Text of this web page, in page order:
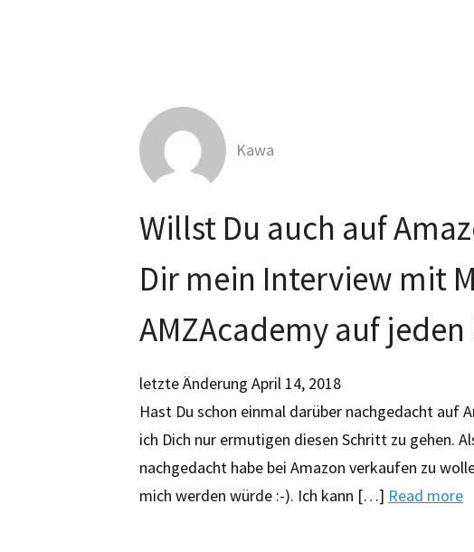
Kawa
Willst Du auch auf
Dir mein Interview mit
AMZAcademy auf
letzte Änderung April 14, 2018
Hast Du schon einmal darüber nachgedacht auf
ich Dich nur ermutigen diesen Schritt zu gehen.
nachgedacht habe bei Amazon verkaufen zu
mich werden würde :-). Ich kann […] Read more